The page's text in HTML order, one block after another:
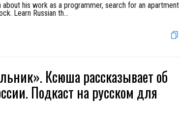
his work as a programmer, search for an apartment
Learn Russian th...
Ксюша рассказывает об
Подкаст на русском для